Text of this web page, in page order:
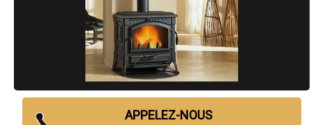
APPELEZ-NOUS